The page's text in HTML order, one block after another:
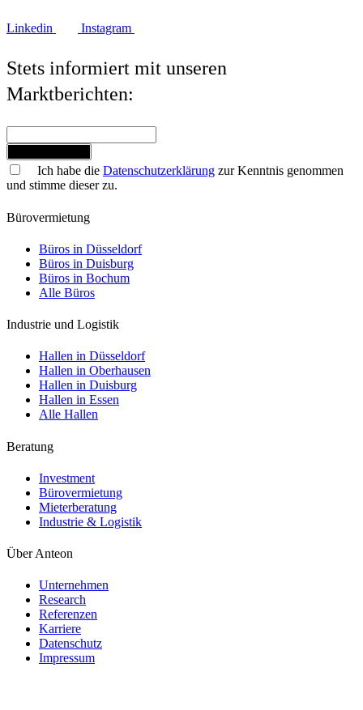
Linkedin Instagram
Stets informiert mit unseren
Marktberichten:
Ich habe die Datenschutzerklärung zur Kenntnis genommen
und stimme dieser zu.
Bürovermietung
Büros in Düsseldorf
Büros in Duisburg
Büros in Bochum
Alle Büros
Industrie und Logistik
Hallen in Düsseldorf
Hallen in Oberhausen
Hallen in Duisburg
Hallen in Essen
Alle Hallen
Beratung
Investment
Bürovermietung
Mieterberatung
Industrie & Logistik
Über Anteon
Unternehmen
Research
Referenzen
Karriere
Datenschutz
Impressum